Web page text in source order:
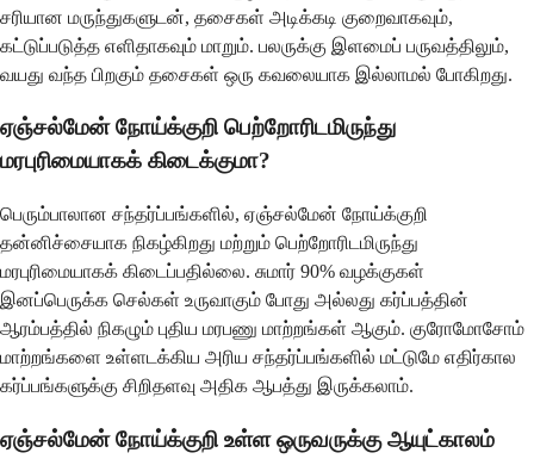
சரியான மருந்துகளுடன், தசைகள் அடிக்கடி குறைவாகவும்,
கட்டுப்படுத்த எளிதாகவும் மாறும். பலருக்கு இளமைப் பருவத்திலும்,
வயது வந்த பிறகும் தசைகள் ஒரு கவலையாக இல்லாமல் போகிறது.
ஏஞ்சல்மேன் நோய்க்குறி பெற்றோரிடமிருந்து
மரபுரிமையாகக் கிடைக்குமா?
பெரும்பாலான சந்தர்ப்பங்களில், ஏஞ்சல்மேன் நோய்க்குறி
தன்னிச்சையாக நிகழ்கிறது மற்றும் பெற்றோரிடமிருந்து
மரபுரிமையாகக் கிடைப்பதில்லை. சுமார் 90% வழக்குகள்
இனப்பெருக்க செல்கள் உருவாகும் போது அல்லது கர்ப்பத்தின்
ஆரம்பத்தில் நிகழும் புதிய மரபணு மாற்றங்கள் ஆகும். குரோமோசோம்
மாற்றங்களை உள்ளடக்கிய அரிய சந்தர்ப்பங்களில் மட்டுமே எதிர்கால
கர்ப்பங்களுக்கு சிறிதளவு அதிக ஆபத்து இருக்கலாம்.
ஏஞ்சல்மேன் நோய்க்குறி உள்ள ஒருவருக்கு ஆயுட்காலம்